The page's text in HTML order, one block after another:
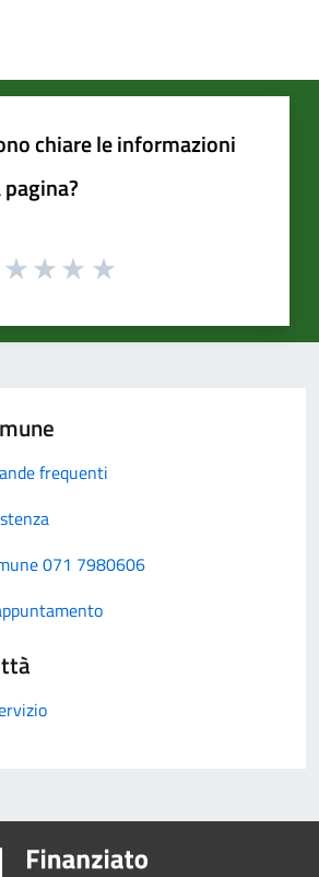
chiare le informazioni
frequenti
071 7980606